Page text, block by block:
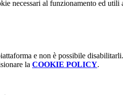
necessari al funzionamento ed utili
e non è possibile disabilitarli.
la COOKIE POLICY.